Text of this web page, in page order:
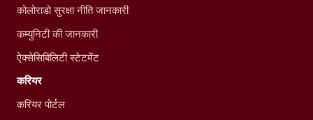
कोलोराडो सुरक्षा नीति जानकारी
कम्युनिटी की जानकारी
ऐक्सेसिबिलिटी स्टेटमेंट
करियर
करियर पोर्टल